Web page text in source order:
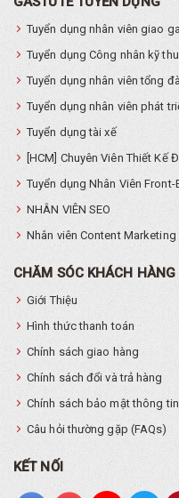
Tuyển dụng nhân viên giao
Tuyển dụng Công nhân kỹ
Tuyển dụng nhân viên tổng
Tuyển dụng nhân viên phát
Tuyển dụng tài xế
[HCM] Chuyên Viên Thiết Kế
Tuyển dụng Nhân Viên
NHÂN VIÊN SEO
Nhân viên Content Marketing
CHĂM SÓC KHÁCH HÀNG
Giới Thiệu
Hình thức thanh toán
Chính sách giao hàng
Chính sách đổi và trả hàng
Chính sách bảo mật thông tin
Câu hỏi thường gặp (FAQs)
KẾT NỐI